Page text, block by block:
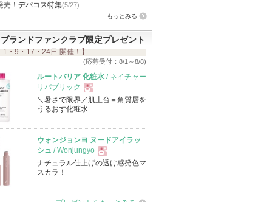
売！デパコス特集(5/27)
もっとみる
ブランドファンクラブ限定プレゼント
1・9・17・24日 開催！】
(応募受付：8/1～8/8)
ルートバリア 化粧水 / ネイチャー
リパブリック
現
品
＼暑さで限界／肌土台＝角質層を
うるおす化粧水
ウォンジョンヨ ヌードアイラッ
シュ / Wonjungyo
現
品
ナチュラル仕上げの透け感発色マ
スカラ！